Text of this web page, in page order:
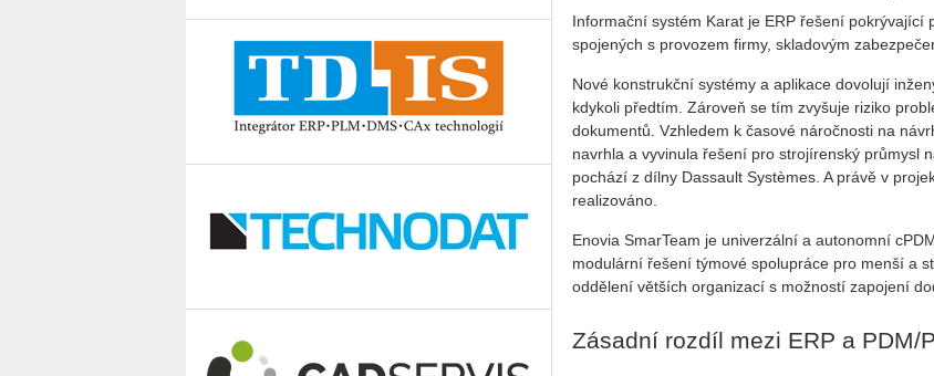
Informační systém Karat je ERP řešení
spojených s provozem firmy, skladovým
Nové konstrukční systémy a aplikace dovolují
kdykoli předtím. Zároveň se tím zvyšuje riziko
dokumentů. Vzhledem k časové náročnosti na
navrhla a vyvinula řešení pro strojírenský průmysl
pochází z dílny Dassault Systèmes. A právě v
realizováno.
Enovia SmarTeam je univerzální a autonomní
modulární řešení týmové spolupráce pro menší a
oddělení větších organizací s možností zapojení
Zásadní rozdíl mezi ERP a PDM/